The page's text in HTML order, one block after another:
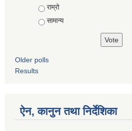
राम्रो
सामान्य
Older polls
Results
ऐन, कानुन तथा निर्देशिका